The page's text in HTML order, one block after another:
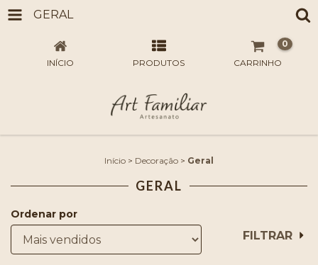
GERAL
INÍCIO PRODUTOS CARRINHO
0
Início > Decoração > Geral
GERAL
Ordenar por
FILTRAR